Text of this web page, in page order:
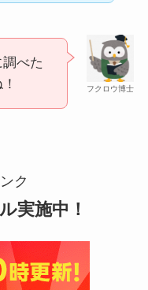
てる？自販機やコ
！
フクロウ博士
べた
ク
実施中！